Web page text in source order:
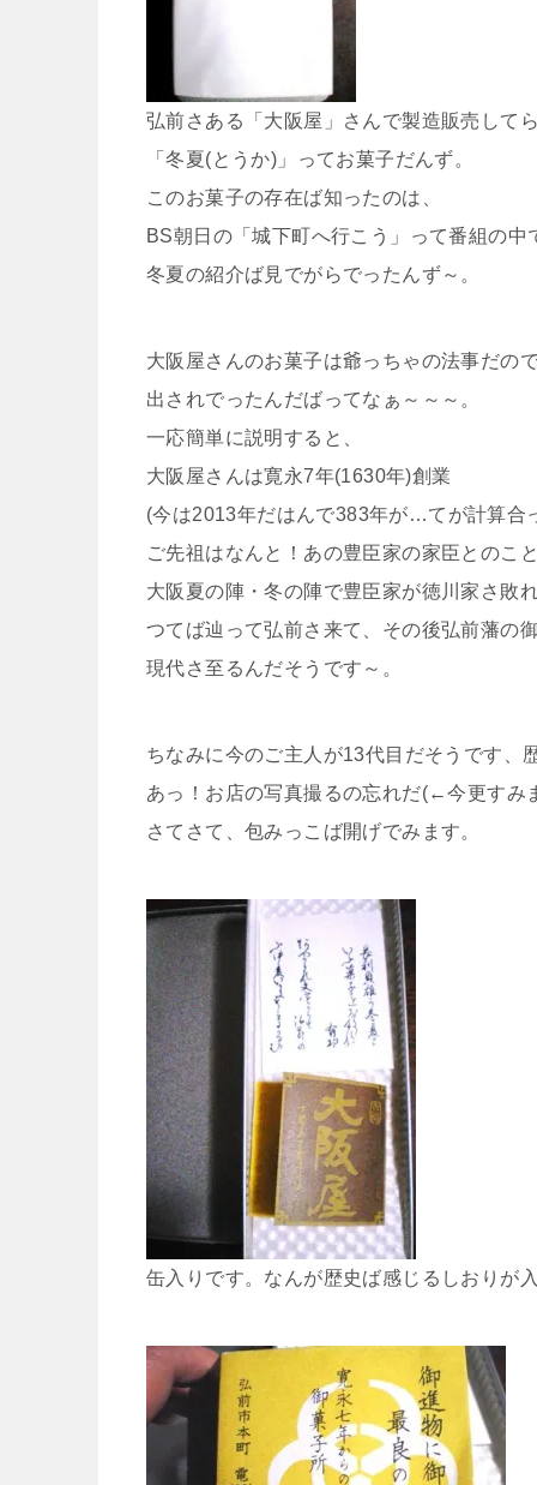
弘前さある「大阪屋」さんで製造販売してら
「冬夏(とうか)」ってお菓子だんず。
このお菓子の存在ば知ったのは、
BS朝日の「城下町へ行こう」って番組の中
冬夏の紹介ば見でがらでったんず～。
大阪屋さんのお菓子は爺っちゃの法事だの
出されでったんだばってなぁ～～～。
一応簡単に説明すると、
大阪屋さんは寛永7年(1630年)創業
(今は2013年だはんで383年が…てが計算合
ご先祖はなんと！あの豊臣家の家臣とのこと
大阪夏の陣・冬の陣で豊臣家が徳川家さ敗れ
つてば辿って弘前さ来て、その後弘前藩の
現代さ至るんだそうです～。
ちなみに今のご主人が13代目だそうです、
あっ！お店の写真撮るの忘れだ(←今更すみ
さてさて、包みっこば開げでみます。
缶入りです。なんが歴史ば感じるしおりが入